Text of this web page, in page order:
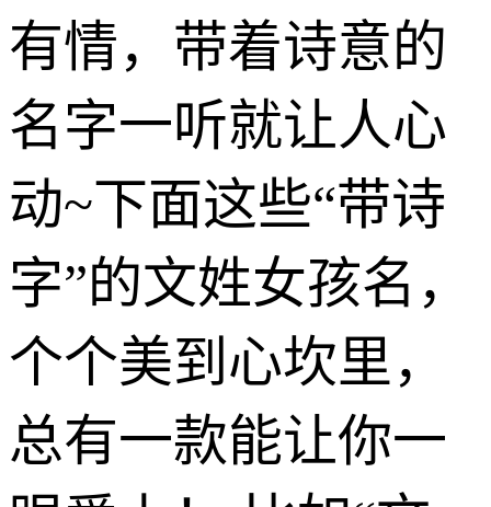
有情，带着诗意的
名字一听就让人心
动~下面这些“带诗
字”的文姓女孩名，
个个美到心坎里，
总有一款能让你一